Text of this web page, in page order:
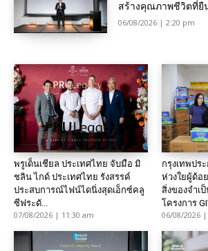
สร้างคุณภาพชีวิตที่ยืน
06/08/2026 | 2:20 pm
พรูเด็นเชียล ประเทศไทย จับมือ มิ
ชลิน ไกด์ ประเทศไทย รังสรรค์
ประสบการณ์ไฟน์ไดนิ่งสุดเอ็กซ์คลู
ซีฟระดั...
07/08/2026 | 11:30 am
กรุงเทพปร
ห่วงใยผู้ด้อ
สิ่งของจำเ
โครงการ
06/08/2026